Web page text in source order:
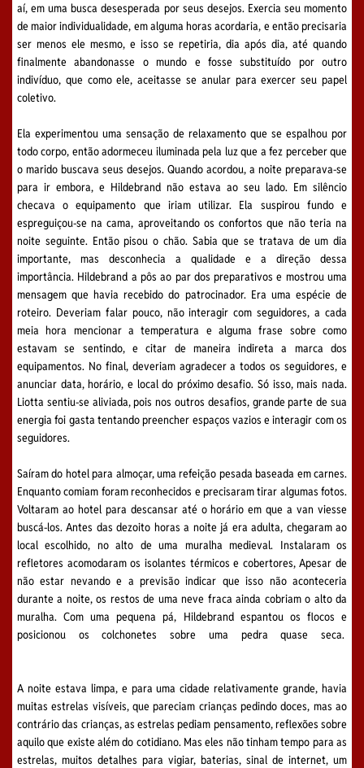
aí, em uma busca desesperada por seus desejos. Exercia seu momento
de maior individualidade, em alguma horas acordaria, e então precisaria
ser menos ele mesmo, e isso se repetiria, dia após dia, até quando
finalmente abandonasse o mundo e fosse substituído por outro
indivíduo, que como ele, aceitasse se anular para exercer seu papel
coletivo.
Ela experimentou uma sensação de relaxamento que se espalhou por
todo corpo, então adormeceu iluminada pela luz que a fez perceber que
o marido buscava seus desejos. Quando acordou, a noite preparava-se
para ir embora, e Hildebrand não estava ao seu lado. Em silêncio
checava o equipamento que iriam utilizar. Ela suspirou fundo e
espreguiçou-se na cama, aproveitando os confortos que não teria na
noite seguinte. Então pisou o chão. Sabia que se tratava de um dia
importante, mas desconhecia a qualidade e a direção dessa
importância. Hildebrand a pôs ao par dos preparativos e mostrou uma
mensagem que havia recebido do patrocinador. Era uma espécie de
roteiro. Deveriam falar pouco, não interagir com seguidores, a cada
meia hora mencionar a temperatura e alguma frase sobre como
estavam se sentindo, e citar de maneira indireta a marca dos
equipamentos. No final, deveriam agradecer a todos os seguidores, e
anunciar data, horário, e local do próximo desafio. Só isso, mais nada.
Liotta sentiu-se aliviada, pois nos outros desafios, grande parte de sua
energia foi gasta tentando preencher espaços vazios e interagir com os
seguidores.
Saíram do hotel para almoçar, uma refeição pesada baseada em carnes.
Enquanto comiam foram reconhecidos e precisaram tirar algumas fotos.
Voltaram ao hotel para descansar até o horário em que a van viesse
buscá-los. Antes das dezoito horas a noite já era adulta, chegaram ao
local escolhido, no alto de uma muralha medieval. Instalaram os
refletores acomodaram os isolantes térmicos e cobertores, Apesar de
não estar nevando e a previsão indicar que isso não aconteceria
durante a noite, os restos de uma neve fraca ainda cobriam o alto da
muralha. Com uma pequena pá, Hildebrand espantou os flocos e
posicionou os colchonetes sobre uma pedra quase seca.
A noite estava limpa, e para uma cidade relativamente grande, havia
muitas estrelas visíveis, que pareciam crianças pedindo doces, mas ao
contrário das crianças, as estrelas pediam pensamento, reflexões sobre
aquilo que existe além do cotidiano. Mas eles não tinham tempo para as
estrelas, muitos detalhes para vigiar, baterias, sinal de internet, um